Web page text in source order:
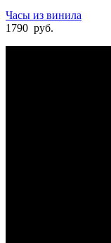
Часы из винила
1790 руб.